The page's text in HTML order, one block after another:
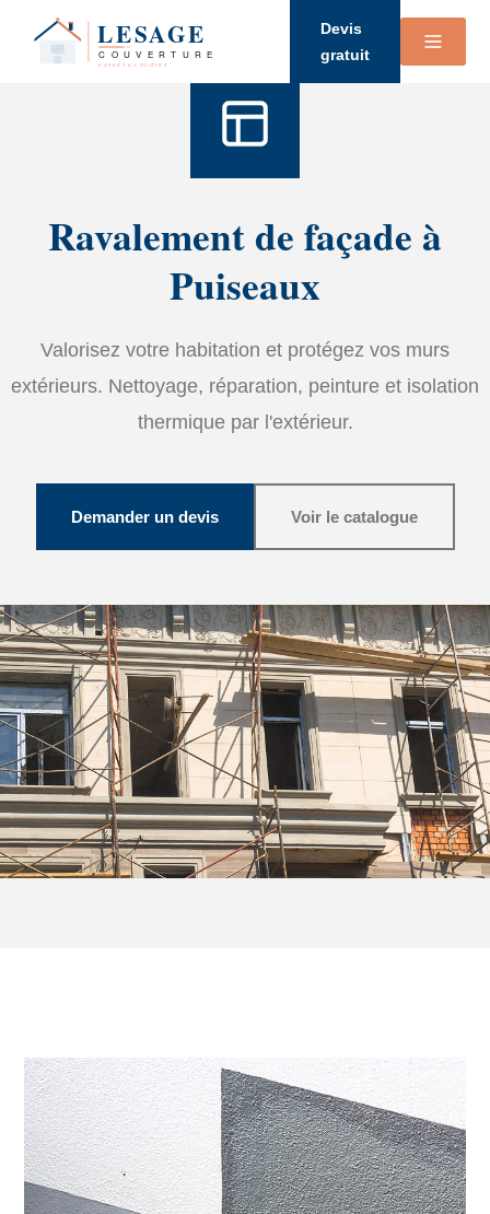
Devis
gratuit
Ravalement de façade à
Puiseaux
Valorisez votre habitation et protégez vos murs
extérieurs. Nettoyage, réparation, peinture et isolation
thermique par l'extérieur.
Demander un devis Voir le catalogue